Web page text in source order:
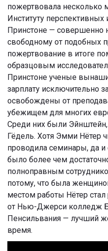
пожертвовала несколько
Институту
Принстоне — совершенно
свободному от подобных
пожертвование в итоге
образцовым
Принстоне ученые
зарплату исключительно
освобождены от
убежищем для многих
Среди них были
Гёдель. Хотя Эмми Нётер
проводила семинары, да и
было более чем
полноправным
потому, что была
местом работы Нётер
от Нью-Джерси колледж
Пенсильвания — лучший
время.